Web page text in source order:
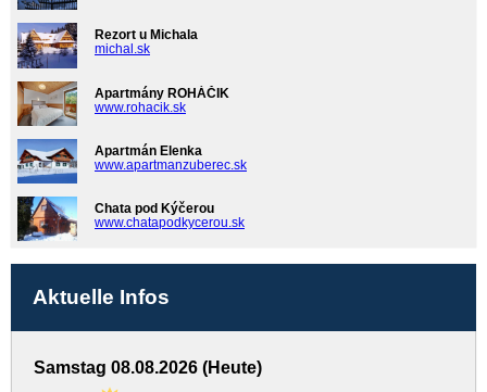
Rezort u Michala
michal.sk
Apartmány ROHÁČIK
www.rohacik.sk
Apartmán Elenka
www.apartmanzuberec.sk
Chata pod Kýčerou
www.chatapodkycerou.sk
Aktuelle Infos
Samstag 08.08.2026 (Heute)